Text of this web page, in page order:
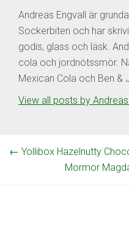
Andreas Engvall är
Sockerbiten och har
godis, glass och läsk.
cola och jordnötssmör.
Mexican Cola och Ben &
View all posts by
← Yollibox Hazelnutty
Mormor